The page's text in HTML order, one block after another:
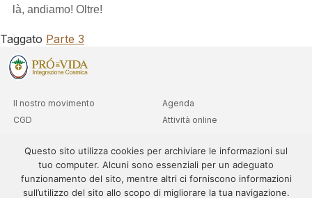
là, andiamo! Oltre!
Taggato Parte 3
Il nostro movimento
CGD
Dipartimenti
Agenda
Attività online
Questo sito utilizza cookies per archiviare le informazioni sul
tuo computer. Alcuni sono essenziali per un adeguato
funzionamento del sito, mentre altri ci forniscono informazioni
sull’utilizzo del sito allo scopo di migliorare la tua navigazione.